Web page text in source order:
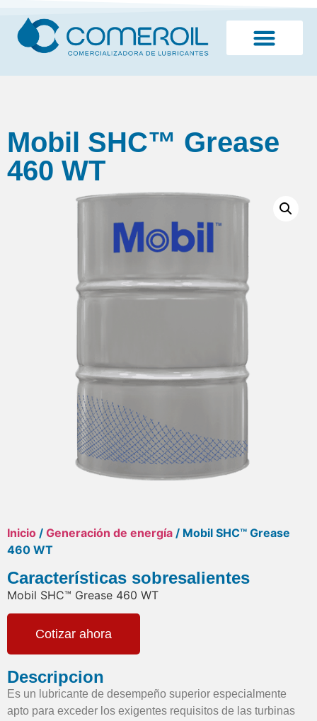
Mobil SHC™ Grease
460 WT
Inicio / Generación de energía / Mobil SHC™ Grease
460 WT
Características sobresalientes
Mobil SHC™ Grease 460 WT
Cotizar ahora
Descripcion
Es un lubricante de desempeño superior especialmente
apto para exceder los exigentes requisitos de las turbinas